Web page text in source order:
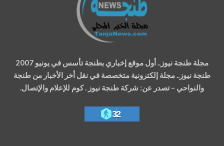
مجلة طنجة نيوز.. أول موقع إخباري بطنجة تأسس في يونيو 2007
طنجة نيوز.. مجلة إلكترونية متخصصة في نقل أخر الأخبار من طنجة
والنواحي – تصدر عن: شركة طنجة نيوز . كوم للإعلام والإتصال.
32